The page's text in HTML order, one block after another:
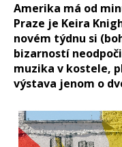
Amerika má od
Praze je Keira
novém týdnu si
bizarností
muzika v kostele,
výstava jenom o